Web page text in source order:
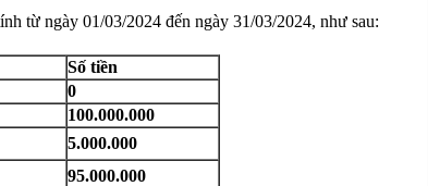
từ ngày 01/03/2024 đến ngày 31/03/2024, như sau:
Số tiền
0
100.000.000
5.000.000
95.000.000